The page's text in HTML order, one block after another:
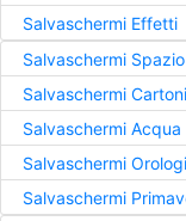
Salvaschermi Effetti
Salvaschermi Spazio
Salvaschermi
Salvaschermi Acqua
Salvaschermi
Salvaschermi